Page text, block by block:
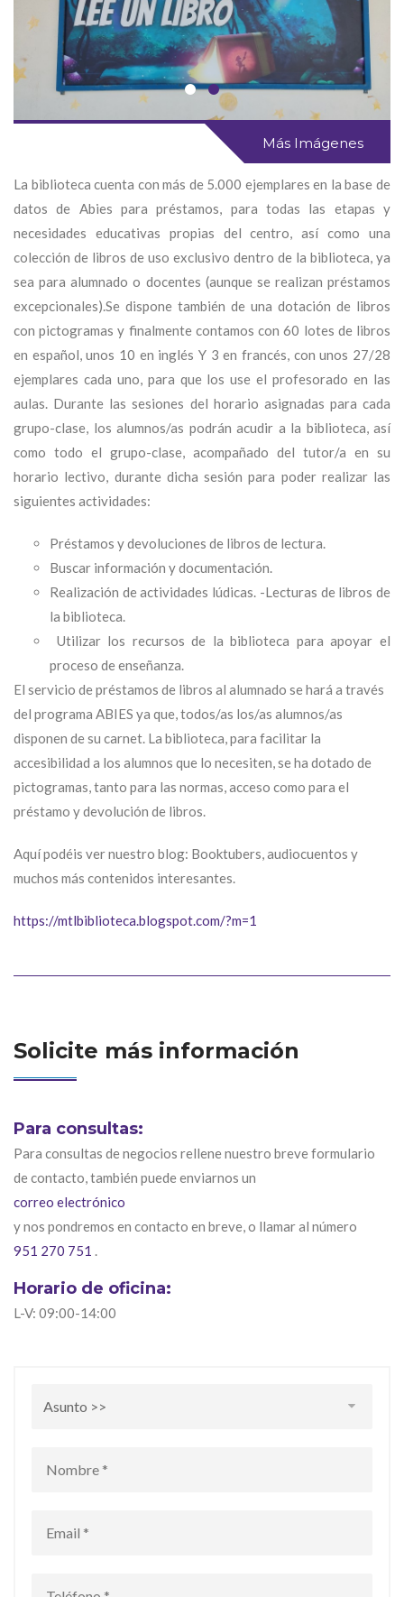
Más Imágenes
La biblioteca cuenta con más de 5.000 ejemplares en la base de
datos de Abies para préstamos, para todas las etapas y
necesidades educativas propias del centro, así como una
colección de libros de uso exclusivo dentro de la biblioteca, ya
sea para alumnado o docentes (aunque se realizan préstamos
excepcionales).Se dispone también de una dotación de libros
con pictogramas y finalmente contamos con 60 lotes de libros
en español, unos 10 en inglés Y 3 en francés, con unos 27/28
ejemplares cada uno, para que los use el profesorado en las
aulas. Durante las sesiones del horario asignadas para cada
grupo-clase, los alumnos/as podrán acudir a la biblioteca, así
como todo el grupo-clase, acompañado del tutor/a en su
horario lectivo, durante dicha sesión para poder realizar las
siguientes actividades:
Préstamos y devoluciones de libros de lectura.
Buscar información y documentación.
Realización de actividades lúdicas. -Lecturas de libros de
la biblioteca.
Utilizar los recursos de la biblioteca para apoyar el
proceso de enseñanza.
El servicio de préstamos de libros al alumnado se hará a través
del programa ABIES ya que, todos/as los/as alumnos/as
disponen de su carnet. La biblioteca, para facilitar la
accesibilidad a los alumnos que lo necesiten, se ha dotado de
pictogramas, tanto para las normas, acceso como para el
préstamo y devolución de libros.
Aquí podéis ver nuestro blog: Booktubers, audiocuentos y
muchos más contenidos interesantes.
https://mtlbiblioteca.blogspot.com/?m=1
Solicite más información
Para consultas:
Para consultas de negocios rellene nuestro breve formulario
de contacto, también puede enviarnos un
correo electrónico
y nos pondremos en contacto en breve, o llamar al número
951 270 751 .
Horario de oficina:
L-V: 09:00-14:00